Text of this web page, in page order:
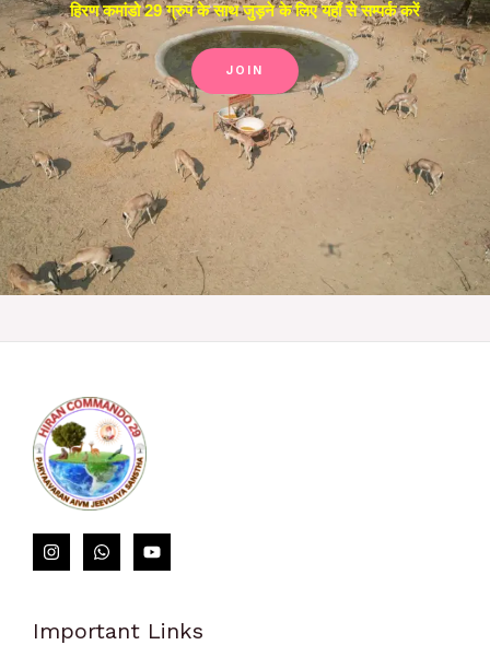
हिरण कमांडो 29 ग्रुप के साथ जुड़ने के लिए यहाँ से सम्पर्क करें
JOIN
loto club kz​
Important Links